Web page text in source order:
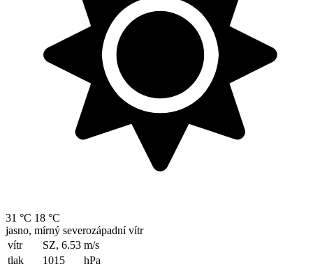
31 °C 18 °C
jasno, mírný severozápadní vítr
vítr
SZ, 6.53 m/s
tlak
1015 hPa